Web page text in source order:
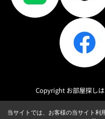
Copyright お部屋探し
当サイトでは、お客様の当サイト利